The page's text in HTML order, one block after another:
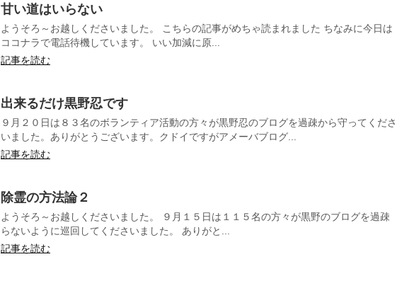
甘い道はいらない
ようそろ～お越しくださいました。 こちらの記事がめちゃ読まれました ちなみに今日は
ココナラで電話待機しています。 いい加減に原...
記事を読む
出来るだけ黒野忍です
９月２０日は８３名のボランティア活動の方々が黒野忍のブログを過疎から守ってくださ
いました。ありがとうございます。クドイですがアメーバブログ...
記事を読む
除霊の方法論２
ようそろ～お越しくださいました。 ９月１５日は１１５名の方々が黒野のブログを過疎
らないように巡回してくださいました。 ありがと...
記事を読む